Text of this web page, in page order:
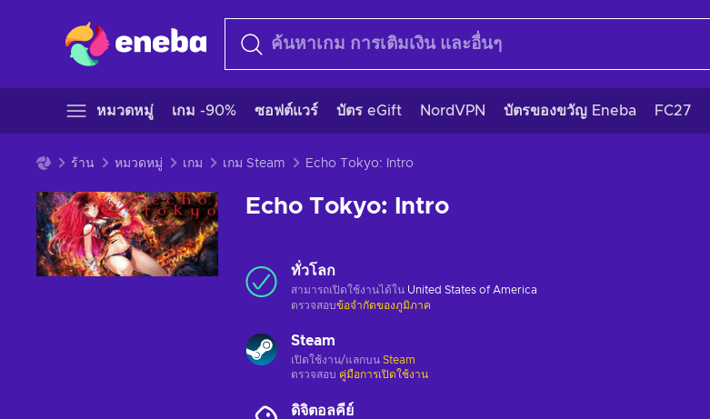
หมวดหมู่ เกม -90% ซอฟต์แวร์ บัตร eGift NordVPN บัตรของขวัญ Eneba FC27
ร้าน หมวดหมู่ เกม เกม Steam Echo Tokyo: Intro
Echo Tokyo: Intro
ทั่วโลก
สามารถเปิดใช้งานได้ใน United States of America
ตรวจสอบข้อจำกัดของภูมิภาค
Steam
เปิดใช้งาน/แลกบน Steam
ตรวจสอบ คู่มือการเปิดใช้งาน
ดิจิตอลคีย์